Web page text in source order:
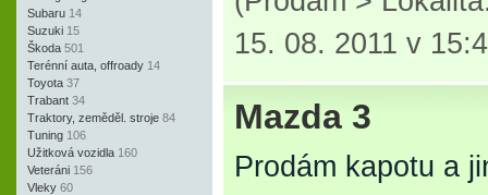
Subaru 14
Suzuki 15
Škoda 501
Terénní auta, offroady 14
Toyota 37
Trabant 34
Traktory, zeměděl. stroje 84
Tuning 106
Užitková vozidla 160
Veteráni 156
Vleky 60
15. 08. 2011 v
Mazda 3
Prodám kapotu a